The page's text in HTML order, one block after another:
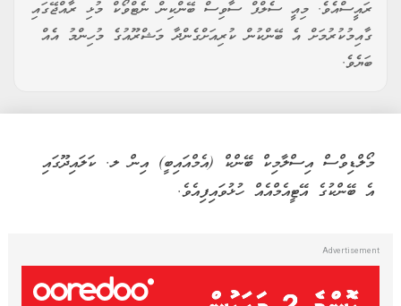
ރައީސްއެވެ. މިއީ ސެލްފް ސާވިސް ބޭންކިން ނެޓްވޯކް މުޅި ރާއްޖޭގައި
ގާއިމުކުރުމަށް އެ ބޭންކުން ކުރިއަށްގެންދާ މަޝްރޫއުގެ މުހިންމު އެއް
ބަޔެވެ.
މޯލްޑިވްސް އިސްލާމިކް ބޭންކް (އެމްއައިބީ) އިން ލ. ކަލައިދޫގައި
އެ ބޭންކުގެ އޭޓީއެމްއެއް ހުޅުވައިފިއެވެ.